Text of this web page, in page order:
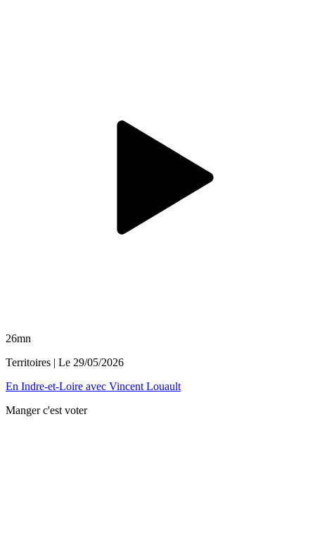
26mn
Territoires | Le 29/05/2026
En Indre-et-Loire avec Vincent Louault
Manger c'est voter